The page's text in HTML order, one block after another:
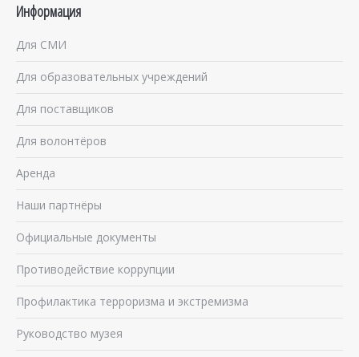
Информация
Для СМИ
Для образовательных учреждений
Для поставщиков
Для волонтёров
Аренда
Наши партнёры
Официальные документы
Противодействие коррупции
Профилактика терроризма и экстремизма
Руководство музея